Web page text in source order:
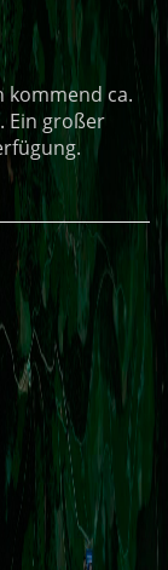
kommend ca.
Ein großer